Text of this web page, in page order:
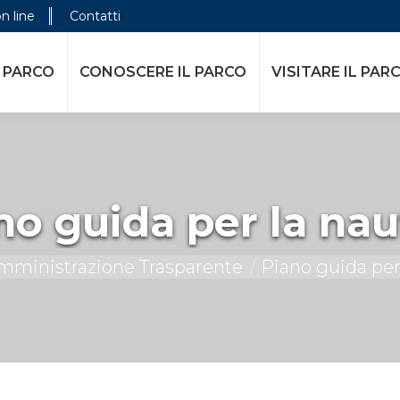
line Contatti
CONOSCERE IL PARCO VISITARE IL
guida per la
Trasparente Piano guida
IL PARCO VISITARE IL PARCO ATTIVITÀ